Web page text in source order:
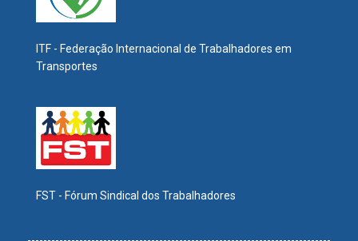
ITF - Federação Internacional de Trabalhadores em
Transportes
FST - Fórum Sindical dos Trabalhadores